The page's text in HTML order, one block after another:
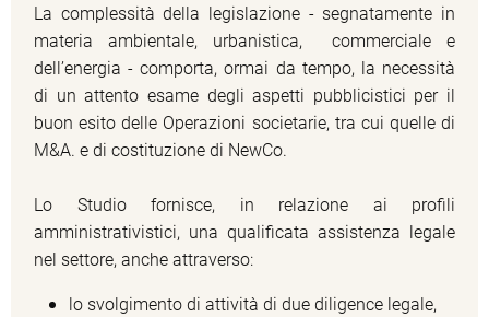
La complessità della legislazione - segnatamente in
materia ambientale, urbanistica, commerciale e
dell’energia - comporta, ormai da tempo, la necessità
di un attento esame degli aspetti pubblicistici per il
buon esito delle Operazioni societarie, tra cui quelle di
M&A. e di costituzione di NewCo.
Lo Studio fornisce, in relazione ai profili
amministrativistici, una qualificata assistenza legale
nel settore, anche attraverso:
lo svolgimento di attività di due diligence legale,